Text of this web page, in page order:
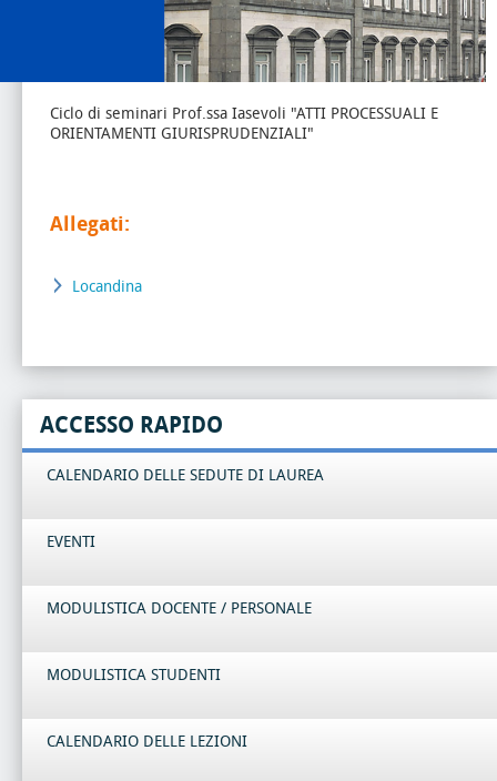
Ciclo di seminari Prof.ssa Iasevoli "ATTI PROCESSUALI E
ORIENTAMENTI GIURISPRUDENZIALI"
Allegati:
Locandina
ACCESSO RAPIDO
CALENDARIO DELLE SEDUTE DI LAUREA
EVENTI
MODULISTICA DOCENTE / PERSONALE
MODULISTICA STUDENTI
CALENDARIO DELLE LEZIONI